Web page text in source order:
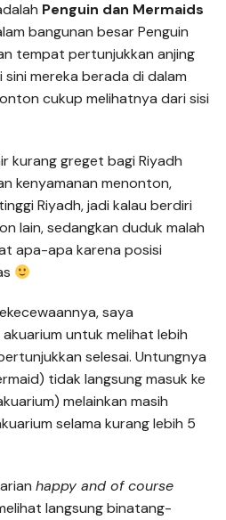
Penguin dan Mermaids
bangunan besar Penguin
tempat pertunjukkan anjing
mereka berada di dalam
cukup melihatnya dari sisi
kurang greget bagi Riyadh
kenyamanan menonton,
Riyadh, jadi kalau berdiri
lain, sedangkan duduk malah
apa-apa karena posisi
saya
untuk melihat lebih
selesai. Untungnya
tidak langsung masuk ke
melainkan masih
selama kurang lebih 5
happy and of course
langsung binatang-